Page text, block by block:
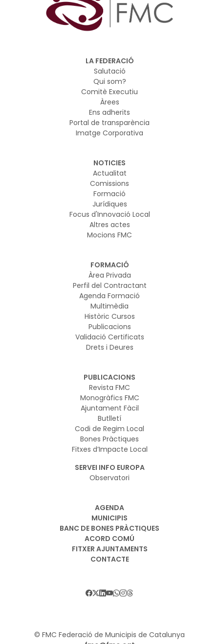
LA FEDERACIÓ
Salutació
Qui som?
Comitè Executiu
Àrees
Ens adherits
Portal de transparència
Imatge Corporativa
NOTICIES
Actualitat
Comissions
Formació
Jurídiques
Focus d'Innovació Local
Altres actes
Mocions FMC
FORMACIÓ
Àrea Privada
Perfil del Contractant
Agenda Formació
Multimèdia
Històric Cursos
Publicacions
Validació Certificats
Drets i Deures
PUBLICACIONS
Revista FMC
Monogràfics FMC
Ajuntament Fàcil
Butlletí
Codi de Regim Local
Bones Pràctiques
Fitxes d’Impacte Local
SERVEI INFO EUROPA
Observatori
AGENDA
MUNICIPIS
BANC DE BONES PRÀCTIQUES
ACORD COMÚ
FITXER AJUNTAMENTS
CONTACTE
© FMC Federació de Municipis de Catalunya